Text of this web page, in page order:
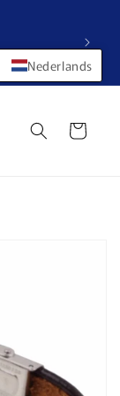
Nederlands
Winkelwagen